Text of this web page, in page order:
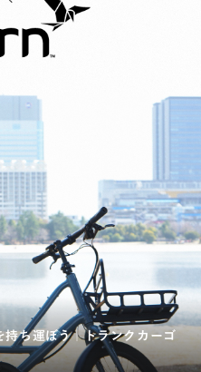
ち運ぼう｜トランクカーゴ